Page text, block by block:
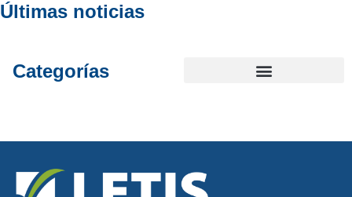
Últimas noticias
Categorías